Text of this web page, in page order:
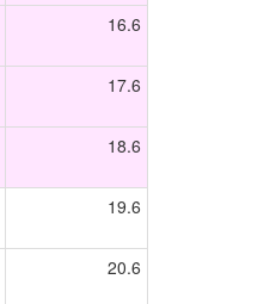
16.6
17.6
18.6
19.6
20.6